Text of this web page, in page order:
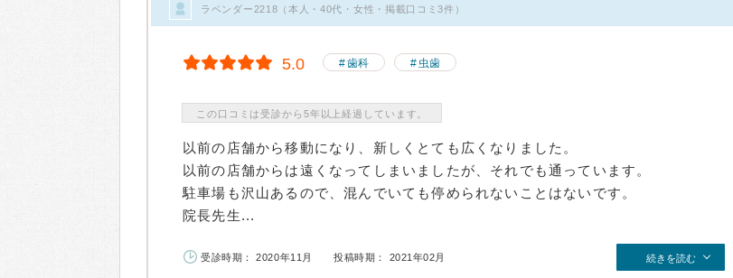
ラベンダー2218（本人・40代・女性・掲載口コミ3件）
5.0 歯科 虫歯
この口コミは受診から5年以上経過しています。
以前の店舗から移動になり、新しくとても広くなりました。
以前の店舗からは遠くなってしまいましたが、それでも通っています。
駐車場も沢山あるので、混んでいても停められないことはないです。
院長先生...
受診時期： 2020年11月 投稿時期： 2021年02月 続きを読む